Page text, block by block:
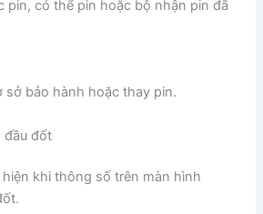
pin, có thể pin hoặc bộ nhận pin đã
sở bảo hành hoặc thay pin.
đầu đốt
khi thông số trên màn hình